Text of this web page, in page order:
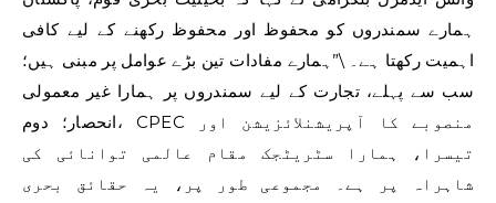
ہمارے سمندروں کو محفوظ اور محفوظ رکھنے کے لیے کافی
اہمیت رکھتا ہے۔ \”ہمارے مفادات تین بڑے عوامل پر مبنی ہیں؛
سب سے پہلے، تجارت کے لیے سمندروں پر ہمارا غیر معمولی
انحصار؛ دوم، CPEC منصوبے کا آپریشنلائزیشن اور
تیسرا، ہمارا سٹریٹجک مقام عالمی توانائی کی
شاہراہ پر ہے۔ مجموعی طور پر، یہ حقائق بحری